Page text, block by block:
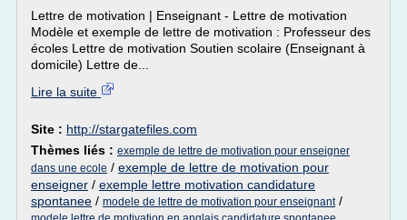
Lettre de motivation | Enseignant - Lettre de motivation
Modèle et exemple de lettre de motivation : Professeur des
écoles Lettre de motivation Soutien scolaire (Enseignant à
domicile) Lettre de...
Lire la suite
Site : http://stargatefiles.com
Thèmes liés : exemple de lettre de motivation pour enseigner
dans une ecole / exemple de lettre de motivation pour
enseigner / exemple lettre motivation candidature
spontanee / modele de lettre de motivation pour enseignant/